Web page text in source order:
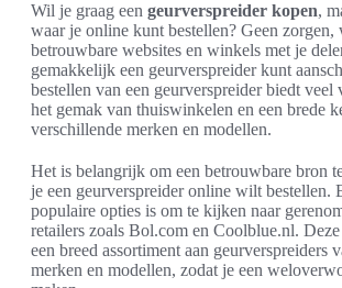
Wil je graag een geurverspreider kopen,
waar je online kunt bestellen? Geen zorgen,
betrouwbare websites en winkels met je
gemakkelijk een geurverspreider kunt
bestellen van een geurverspreider biedt veel
het gemak van thuiswinkelen en een brede
verschillende merken en modellen.
Het is belangrijk om een betrouwbare bron
je een geurverspreider online wilt bestellen.
populaire opties is om te kijken naar
retailers zoals Bol.com en Coolblue.nl.
een breed assortiment aan geurverspreiders
merken en modellen, zodat je een